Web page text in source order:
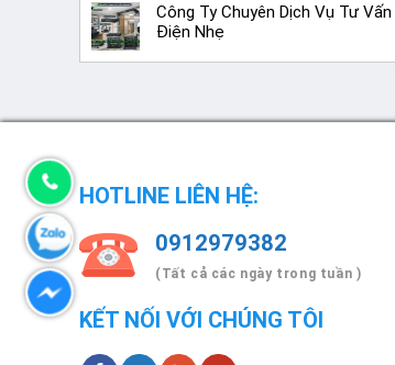
Công Ty Chuyên Dịch Vụ Tư Vấn
Điện Nhẹ
HOTLINE LIÊN HỆ:
0912979382
(Tất cả các ngày trong tuần )
KẾT NỐI VỚI CHÚNG TÔI